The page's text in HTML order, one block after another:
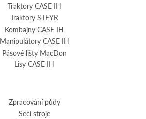
Traktory CASE IH
Traktory STEYR
Kombajny CASE IH
Manipulátory CASE IH
Pásové lišty MacDon
Lisy CASE IH
Zpracování půdy
Secí stroje